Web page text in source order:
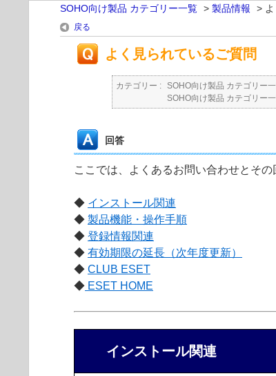
SOHO向け製品 カテゴリー一覧 > 製品情報 >
戻る
よく見られているご質問
カテゴリー : SOHO向け製品 カテゴリー
SOHO向け製品 カテゴリー
回答
ここでは、よくあるお問い合わせとそ
◆ インストール関連
◆ 製品機能・操作手順
◆ 登録情報関連
◆ 有効期限の延長（次年度更新）
◆ CLUB ESET
◆ ESET HOME
インストール関連